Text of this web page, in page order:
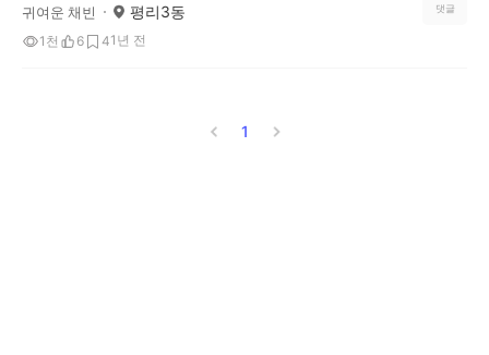
귀여운 채빈 평리3동
1천 6 41년 전
댓글
1